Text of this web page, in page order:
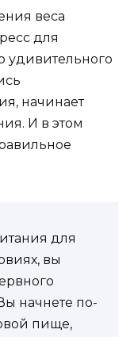
веса
для
удивительного
начинает
И в этом
для
вы
начнете по-
пище,